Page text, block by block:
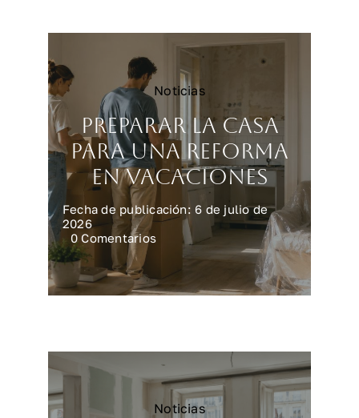
más
fresca
Noticias
Preparar la casa
para una reforma
en vacaciones
Fecha de publicación: 6 de julio de
2026
0 Comentarioson
casa
para
vacaciones
Noticias